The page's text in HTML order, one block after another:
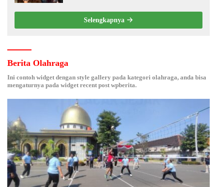
Selengkapnya
Berita Olahraga
Ini contoh widget dengan style gallery pada kategori olahraga, anda bisa
mengaturnya pada widget recent post wpberita.